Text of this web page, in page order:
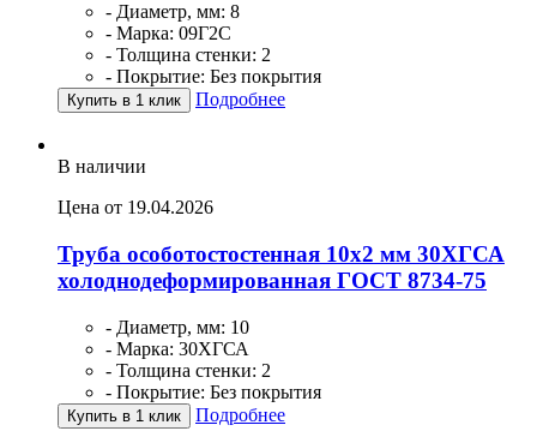
- Диаметр, мм: 8
- Марка: 09Г2С
- Толщина стенки: 2
- Покрытие: Без покрытия
Купить в 1 клик Подробнее
В наличии
Цена от 19.04.2026
Труба особотостостенная 10х2 мм 30ХГСА
холоднодеформированная ГОСТ 8734-75
- Диаметр, мм: 10
- Марка: 30ХГСА
- Толщина стенки: 2
- Покрытие: Без покрытия
Купить в 1 клик Подробнее